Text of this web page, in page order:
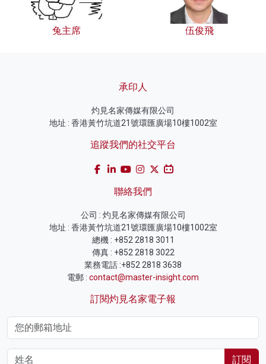
兔主席 伍俊飛
承印人
灼見名家傳媒有限公司
地址 : 香港黃竹坑道21號環匯廣場10樓1002室
追蹤我們的社交平台
聯絡我們
公司 : 灼見名家傳媒有限公司
地址 : 香港黃竹坑道21號環匯廣場10樓1002室
總機 : +852 2818 3011
傳真 : +852 2818 3022
業務電話 :+852 2818 3638
電郵 : contact@master-insight.com
訂閱灼見名家電子報
訂閱